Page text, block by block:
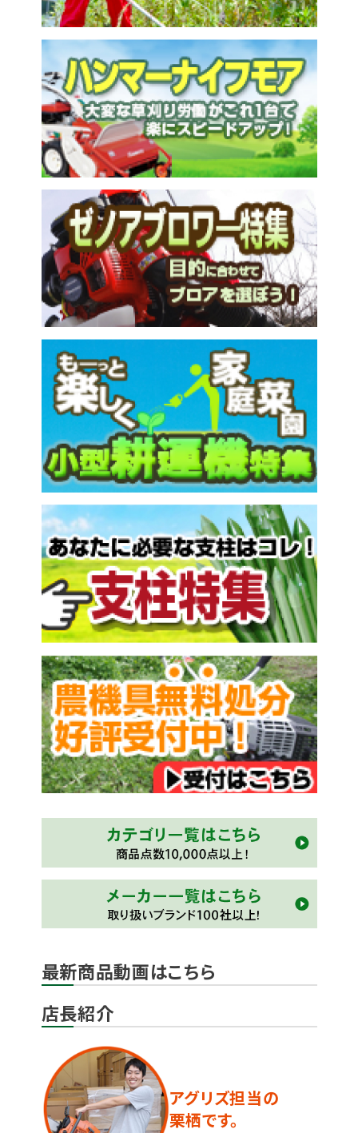
最新商品動画はこちら
店長紹介
アグリズ担当の
栗栖です。